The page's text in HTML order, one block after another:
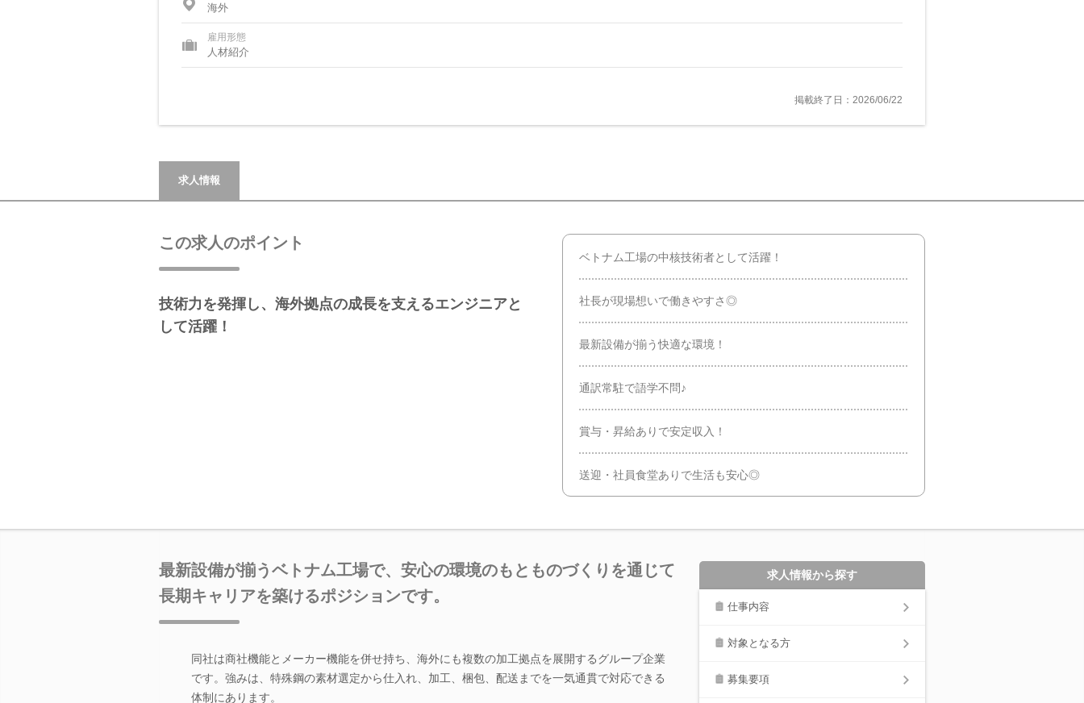
海外
雇用形態
人材紹介
掲載終了日：2026/06/22
求人情報
この求人のポイント
技術力を発揮し、海外拠点の成長を支えるエンジニアと
して活躍！
ベトナム工場の中核技術者として活躍！
社長が現場想いで働きやすさ◎
最新設備が揃う快適な環境！
通訳常駐で語学不問♪
賞与・昇給ありで安定収入！
送迎・社員食堂ありで生活も安心◎
最新設備が揃うベトナム工場で、安心の環境のもとものづくりを通じて
長期キャリアを築けるポジションです。
同社は商社機能とメーカー機能を併せ持ち、海外にも複数の加工拠点を展開するグループ企業
です。強みは、特殊鋼の素材選定から仕入れ、加工、梱包、配送までを一気通貫で対応できる
体制にあります。
求人情報から探す
仕事内容
対象となる方
募集要項